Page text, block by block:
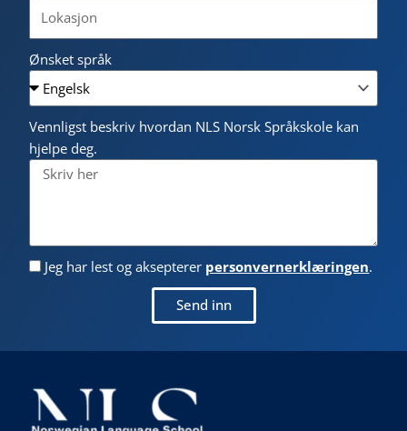
Ønsket språk
Vennligst beskriv hvordan NLS Norsk Språkskole kan
hjelpe deg.
Jeg har lest og aksepterer personvernerklæringen.
Send inn